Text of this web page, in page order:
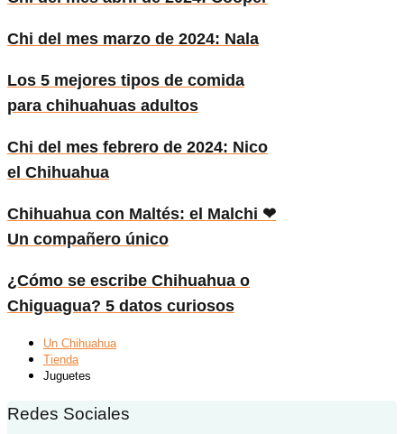
Chi del mes marzo de 2024: Nala
Los 5 mejores tipos de comida
para chihuahuas adultos
Chi del mes febrero de 2024: Nico
el Chihuahua
Chihuahua con Maltés: el Malchi ❤
Un compañero único
¿Cómo se escribe Chihuahua o
Chiguagua? 5 datos curiosos
Un Chihuahua
Tienda
Juguetes
Redes Sociales